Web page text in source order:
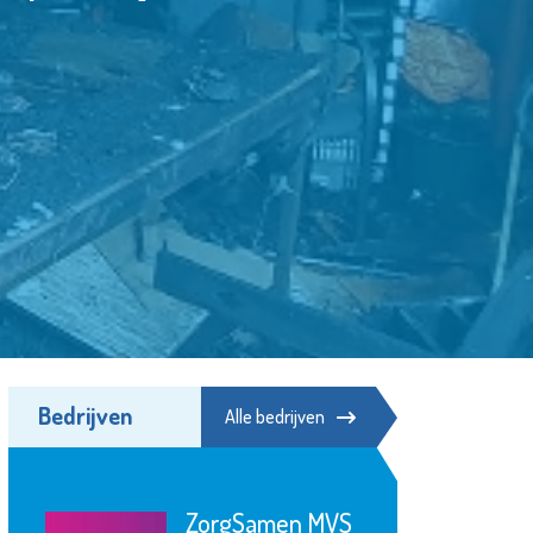
Bedrijven Alle bedrijven
Samen zijn wij